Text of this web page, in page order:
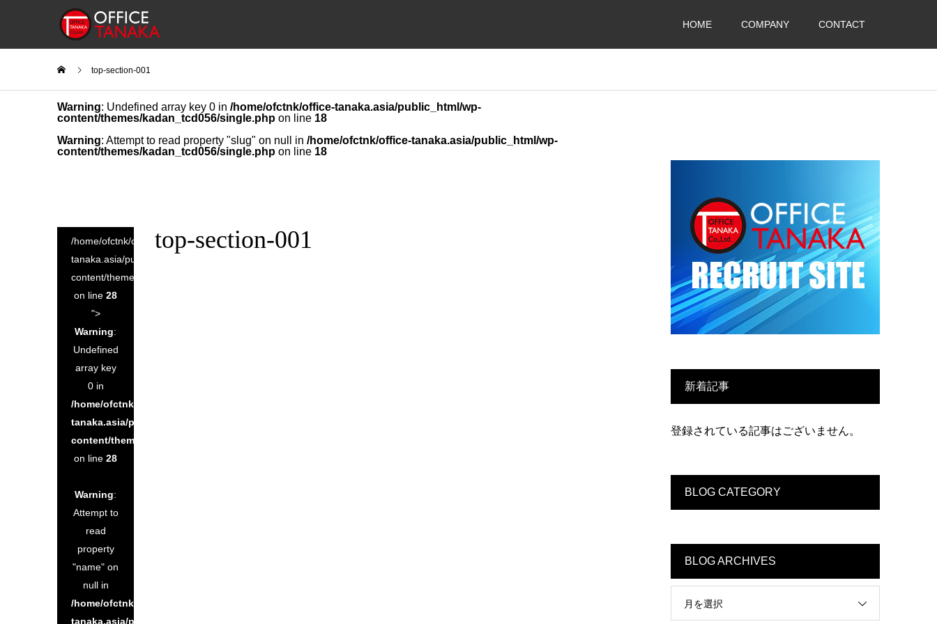
HOME COMPANY CONTACT
top-section-001
Warning: Undefined array key 0 in /home/ofctnk/office-tanaka.asia/public_html/wp-
content/themes/kadan_tcd056/single.php on line 18
Warning: Attempt to read property "slug" on null in /home/ofctnk/office-tanaka.asia/public_html/wp-
content/themes/kadan_tcd056/single.php on line 18
/home/ofctnk/office-
tanaka.asia/public_html/wp-
content/themes/kadan_tcd056/single.php
on line 28
">
Warning:
Undefined
array key
0 in
/home/ofctnk/office-
tanaka.asia/public_html/wp-
content/themes/kadan_tcd056/single.php
on line 28
Warning:
Attempt to
read
property
"name" on
null in
/home/ofctnk/office-
tanaka.asia/public_html/wp-
top-section-001
新着記事
登録されている記事はございません。
BLOG CATEGORY
BLOG ARCHIVES
月を選択